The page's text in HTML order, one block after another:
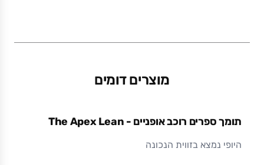
משקל (גרם)
חומר
מוצרים דומים
תומך ספרים רוכב אופניים - The Apex Lean
היופי נמצא בזווית הנכונה